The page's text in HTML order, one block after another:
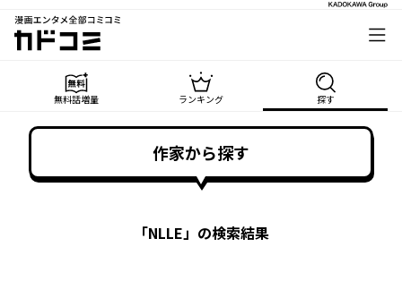
漫画エンタメ全部コミコミ
カドコミ
無料話増量 ランキング 探す
作家から探す
「NLLE」の検索結果